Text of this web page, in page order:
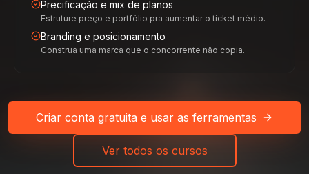
Precificação e mix de planos
Estruture preço e portfólio pra aumentar o ticket médio.
Branding e posicionamento
Construa uma marca que o concorrente não copia.
Criar conta gratuita e usar as ferramentas
Ver todos os cursos